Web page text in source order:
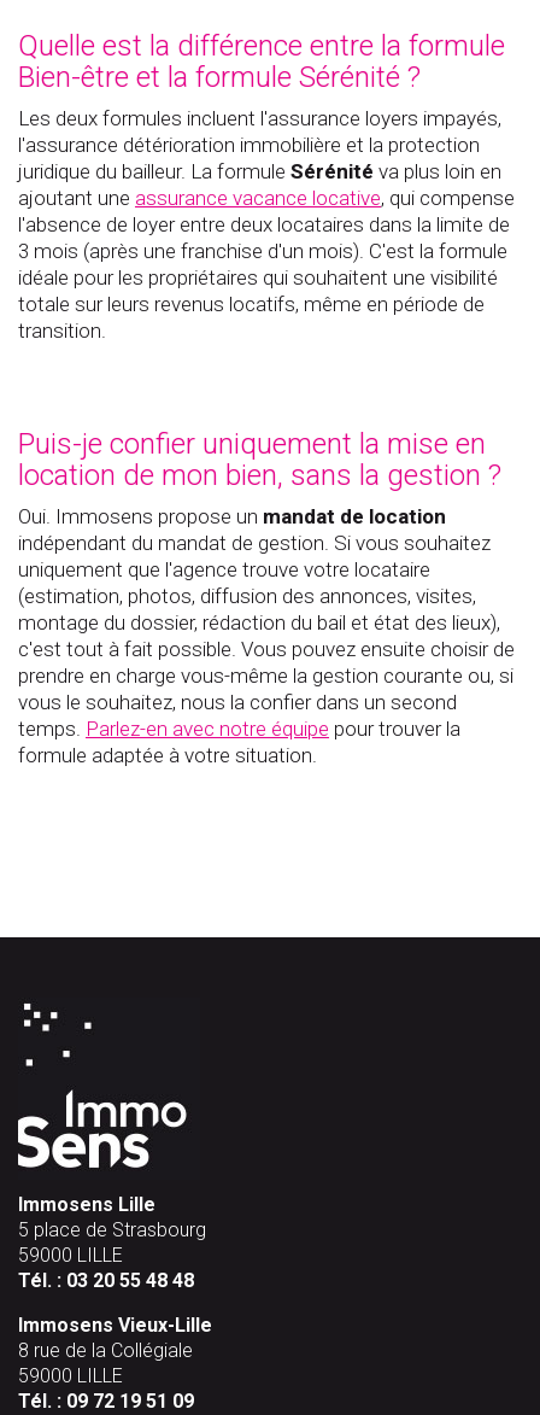
Quelle est la différence entre la formule
Bien-être et la formule Sérénité ?
Les deux formules incluent l'assurance loyers impayés,
l'assurance détérioration immobilière et la protection
juridique du bailleur. La formule Sérénité va plus loin en
ajoutant une assurance vacance locative, qui compense
l'absence de loyer entre deux locataires dans la limite de
3 mois (après une franchise d'un mois). C'est la formule
idéale pour les propriétaires qui souhaitent une visibilité
totale sur leurs revenus locatifs, même en période de
transition.
Puis-je confier uniquement la mise en
location de mon bien, sans la gestion ?
Oui. Immosens propose un mandat de location
indépendant du mandat de gestion. Si vous souhaitez
uniquement que l'agence trouve votre locataire
(estimation, photos, diffusion des annonces, visites,
montage du dossier, rédaction du bail et état des lieux),
c'est tout à fait possible. Vous pouvez ensuite choisir de
prendre en charge vous-même la gestion courante ou, si
vous le souhaitez, nous la confier dans un second
temps. Parlez-en avec notre équipe pour trouver la
formule adaptée à votre situation.
Immosens Lille
5 place de Strasbourg
59000 LILLE
Tél. : 03 20 55 48 48
Immosens Vieux-Lille
8 rue de la Collégiale
59000 LILLE
Tél. : 09 72 19 51 09